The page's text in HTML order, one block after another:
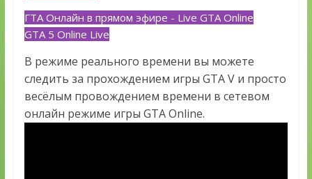
ГТА Онлайн в прямом эфире - Live GTA Online
GTA 5 Online Live
В режиме реального времени вы можете
следить за прохождением игры GTA V и просто
весёлым провождением времени в сетевом
онлайн режиме игры GTA Online.